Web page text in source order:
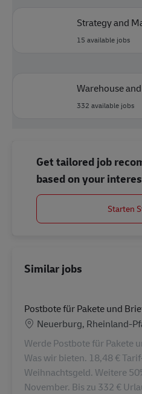
Strategy and
15 available jobs
Warehouse
332 available jobs
Get tailored job
based on your
Similar jobs
Postbote für Pakete und
Location
Neuerburg, Rheinland-
Werde Postbote für Pakete
Was wir bieten. 18,48 €
Weihnachtsgeld. Weitere
November. Bis zu 332 €